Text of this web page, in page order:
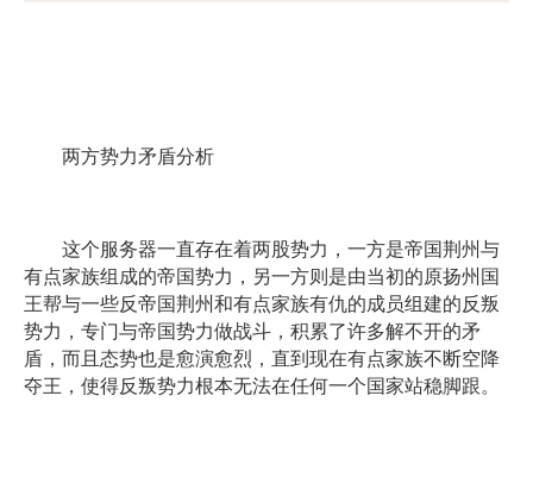
两方势力矛盾分析
这个服务器一直存在着两股势力，一方是帝国荆州与
有点家族组成的帝国势力，另一方则是由当初的原扬州国
王帮与一些反帝国荆州和有点家族有仇的成员组建的反叛
势力，专门与帝国势力做战斗，积累了许多解不开的矛
盾，而且态势也是愈演愈烈，直到现在有点家族不断空降
夺王，使得反叛势力根本无法在任何一个国家站稳脚跟。